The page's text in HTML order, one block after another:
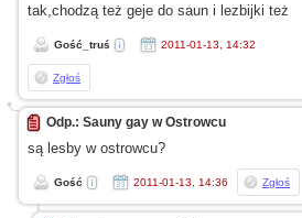
tak,chodzą też geje do sauni lezbijki też
Gość_truś 2011-01-13, 14:32
Zgłoś
Odp.: Sauny gay w Ostrowcu
są lesbyw ostrowcu?
Gość 2011-01-13, 14:36 Zgłoś